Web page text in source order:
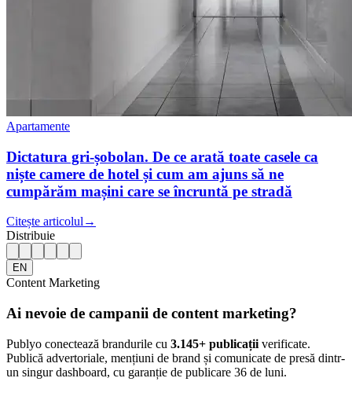
Apartamente
Dictatura gri-șobolan. De ce arată toate casele ca
niște camere de hotel și cum am ajuns să ne
cumpărăm mașini care se încruntă pe stradă
Citește articolul →
Distribuie
EN
Content Marketing
Ai nevoie de campanii de content marketing?
Publyo conectează brandurile cu 3.145+ publicații verificate.
Publică advertoriale, mențiuni de brand și comunicate de presă dintr-
un singur dashboard, cu garanție de publicare 36 de luni.